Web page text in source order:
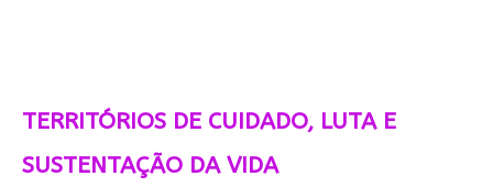
TERRITÓRIOS DE CUIDADO, LUTA E
SUSTENTAÇÃO DA VIDA